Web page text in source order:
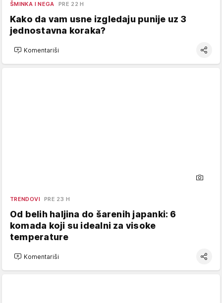
ŠMINKA I NEGA PRE 22 H
Kako da vam usne izgledaju punije uz 3
jednostavna koraka?
Komentariši
TRENDOVI PRE 23 H
Od belih haljina do šarenih japanki: 6
komada koji su idealni za visoke
temperature
Komentariši